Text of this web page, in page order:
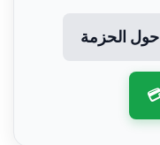
حول الحزمة